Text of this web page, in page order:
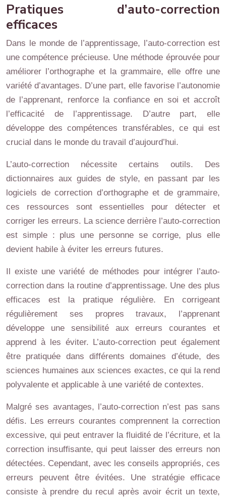
Pratiques d’auto-correction
efficaces
Dans le monde de l’apprentissage, l’auto-correction est
une compétence précieuse. Une méthode éprouvée pour
améliorer l’orthographe et la grammaire, elle offre une
variété d’avantages. D’une part, elle favorise l’autonomie
de l’apprenant, renforce la confiance en soi et accroît
l’efficacité de l’apprentissage. D’autre part, elle
développe des compétences transférables, ce qui est
crucial dans le monde du travail d’aujourd’hui.
L’auto-correction nécessite certains outils. Des
dictionnaires aux guides de style, en passant par les
logiciels de correction d’orthographe et de grammaire,
ces ressources sont essentielles pour détecter et
corriger les erreurs. La science derrière l’auto-correction
est simple : plus une personne se corrige, plus elle
devient habile à éviter les erreurs futures.
Il existe une variété de méthodes pour intégrer l’auto-
correction dans la routine d’apprentissage. Une des plus
efficaces est la pratique régulière. En corrigeant
régulièrement ses propres travaux, l’apprenant
développe une sensibilité aux erreurs courantes et
apprend à les éviter. L’auto-correction peut également
être pratiquée dans différents domaines d’étude, des
sciences humaines aux sciences exactes, ce qui la rend
polyvalente et applicable à une variété de contextes.
Malgré ses avantages, l’auto-correction n’est pas sans
défis. Les erreurs courantes comprennent la correction
excessive, qui peut entraver la fluidité de l’écriture, et la
correction insuffisante, qui peut laisser des erreurs non
détectées. Cependant, avec les conseils appropriés, ces
erreurs peuvent être évitées. Une stratégie efficace
consiste à prendre du recul après avoir écrit un texte,